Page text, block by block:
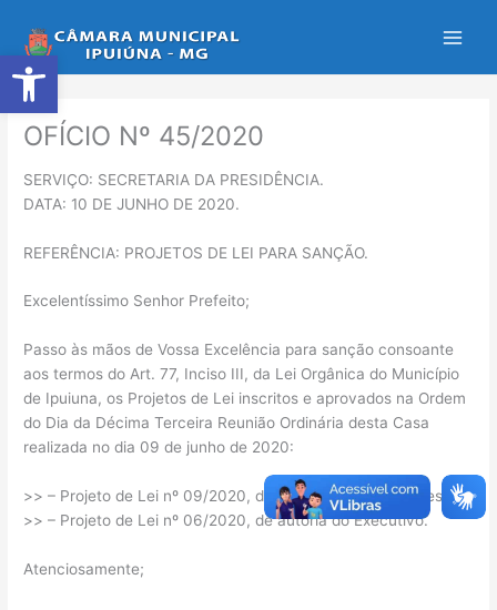
Abrir a barra de ferramentas
para
o
conteúdo
OFÍCIO Nº 45/2020
SERVIÇO: SECRETARIA DA PRESIDÊNCIA.
DATA: 10 DE JUNHO DE 2020.
REFERÊNCIA: PROJETOS DE LEI PARA SANÇÃO.
Excelentíssimo Senhor Prefeito;
Passo às mãos de Vossa Excelência para sanção consoante
aos termos do Art. 77, Inciso III, da Lei Orgânica do Município
de Ipuiuna, os Projetos de Lei inscritos e aprovados na Ordem
do Dia da Décima Terceira Reunião Ordinária desta Casa
realizada no dia 09 de junho de 2020:
>> – Projeto de Lei nº 09/2020, de autoria dos Vereadores;
>> – Projeto de Lei nº 06/2020, de autoria do Executivo.
Atenciosamente;